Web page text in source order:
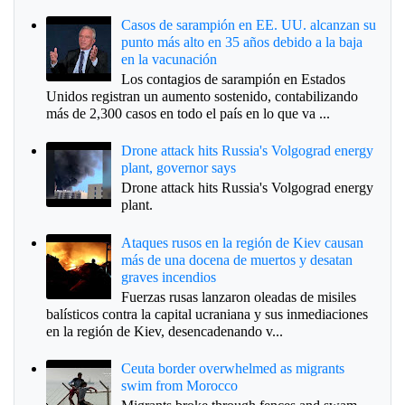
Casos de sarampión en EE. UU. alcanzan su
punto más alto en 35 años debido a la baja
en la vacunación
Los contagios de sarampión en Estados
Unidos registran un aumento sostenido, contabilizando
más de 2,300 casos en todo el país en lo que va ...
Drone attack hits Russia's Volgograd energy
plant, governor says
Drone attack hits Russia's Volgograd energy
plant.
Ataques rusos en la región de Kiev causan
más de una docena de muertos y desatan
graves incendios
Fuerzas rusas lanzaron oleadas de misiles
balísticos contra la capital ucraniana y sus inmediaciones
en la región de Kiev, desencadenando v...
Ceuta border overwhelmed as migrants
swim from Morocco